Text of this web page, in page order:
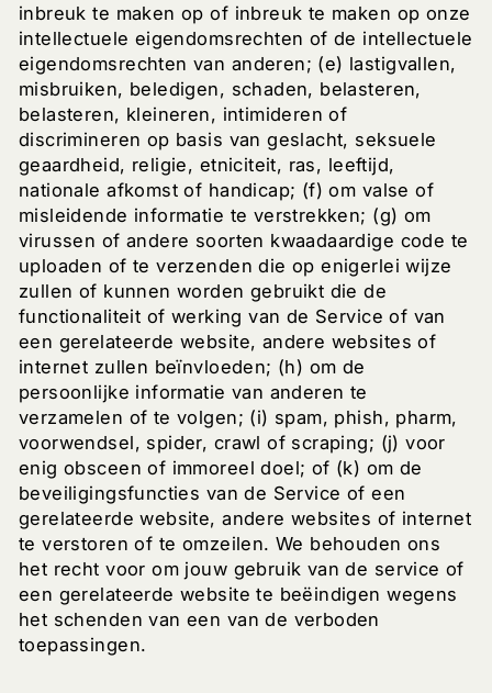
inbreuk te maken op of inbreuk te maken op onze
intellectuele eigendomsrechten of de intellectuele
eigendomsrechten van anderen; (e) lastigvallen,
misbruiken, beledigen, schaden, belasteren,
belasteren, kleineren, intimideren of
discrimineren op basis van geslacht, seksuele
geaardheid, religie, etniciteit, ras, leeftijd,
nationale afkomst of handicap; (f) om valse of
misleidende informatie te verstrekken; (g) om
virussen of andere soorten kwaadaardige code te
uploaden of te verzenden die op enigerlei wijze
zullen of kunnen worden gebruikt die de
functionaliteit of werking van de Service of van
een gerelateerde website, andere websites of
internet zullen beïnvloeden; (h) om de
persoonlijke informatie van anderen te
verzamelen of te volgen; (i) spam, phish, pharm,
voorwendsel, spider, crawl of scraping; (j) voor
enig obsceen of immoreel doel; of (k) om de
beveiligingsfuncties van de Service of een
gerelateerde website, andere websites of internet
te verstoren of te omzeilen. We behouden ons
het recht voor om jouw gebruik van de service of
een gerelateerde website te beëindigen wegens
het schenden van een van de verboden
toepassingen.